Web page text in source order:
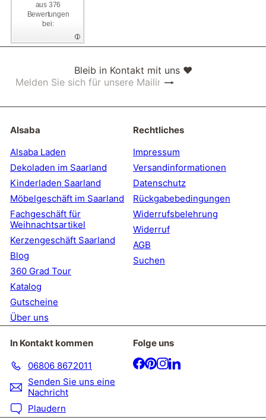
aus 376
Bewertungen
bei:
aus 376
Bewertungen
bei:
Bleib in Kontakt mit uns ❤
Abonnieren
Melden
sich
unsere
Mailingliste
an
Alsaba
Alsaba Laden
Dekoladen im Saarland
Kinderladen Saarland
Möbelgeschäft im Saarland
Fachgeschäft für
Weihnachtsartikel
Kerzengeschäft Saarland
Blog
360 Grad Tour
Katalog
Gutscheine
Über uns
Rechtliches
Impressum
Versandinformationen
Datenschutz
Rückgabebedingungen
Widerrufsbelehrung
Widerruf
AGB
Suchen
In Kontakt kommen
06806 8672011
Senden Sie uns eine
Nachricht
Plaudern
Folge uns
Facebook
Pinterest
Instagram
LinkedIn